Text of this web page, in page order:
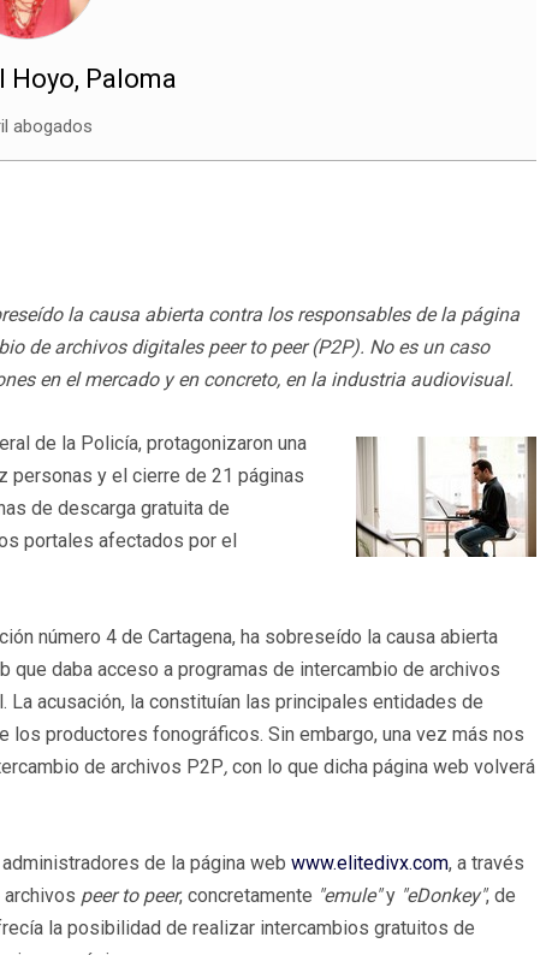
Hoyo, Paloma
abogados
la causa abierta contra los responsables de la página
de archivos digitales peer to peer (P2P). No es un caso
en el mercado y en concreto, en la industria audiovisual.
de la Policía, protagonizaron una
personas y el cierre de 21 páginas
de descarga gratuita de
portales afectados por el
número 4 de Cartagena, ha sobreseído la causa abierta
daba acceso a programas de intercambio de archivos
La acusación, la constituían las principales entidades de
los productores fonográficos. Sin embargo, una vez más nos
de archivos P2P, con lo que dicha página web volverá
de la página web www.elitedivx.com, a través
peer to peer, concretamente "emule"y "eDonkey", de
la posibilidad de realizar intercambios gratuitos de